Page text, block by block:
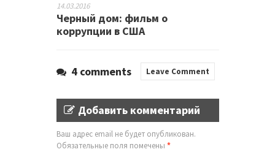
14.03.2016
Черный дом: фильм о
коррупции в США
4 comments Leave Comment
Добавить комментарий
Ваш адрес email не будет опубликован.
Обязательные поля помечены *